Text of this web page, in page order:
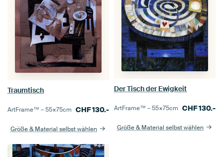
Traumtisch
ArtFrame™ –55×75cm CHF130.-
Größe & Material selbst wählen
Der Tisch der Ewigkeit
ArtFrame™ –55×75cm CHF130.-
Größe & Material selbst wählen